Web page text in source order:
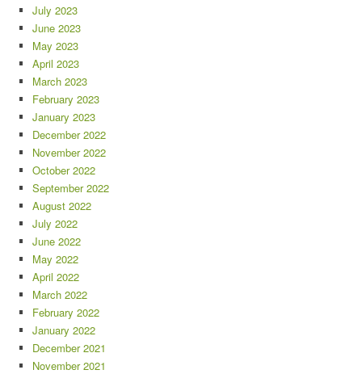
July 2023
June 2023
May 2023
April 2023
March 2023
February 2023
January 2023
December 2022
November 2022
October 2022
September 2022
August 2022
July 2022
June 2022
May 2022
April 2022
March 2022
February 2022
January 2022
December 2021
November 2021